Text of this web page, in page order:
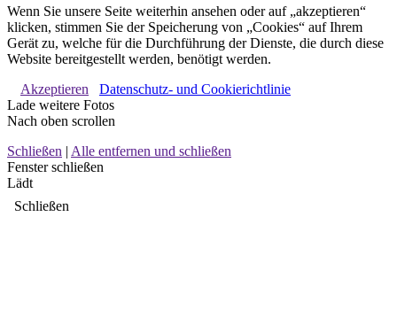
Wenn Sie unsere Seite weiterhin ansehen oder auf „akzeptieren“
klicken, stimmen Sie der Speicherung von „Cookies“ auf Ihrem
Gerät zu, welche für die Durchführung der Dienste, die durch diese
Website bereitgestellt werden, benötigt werden.
Akzeptieren
Datenschutz- und Cookierichtlinie
Lade weitere Fotos
Nach oben scrollen
Schließen | Alle entfernen und schließen
Fenster schließen
Lädt
Schließen